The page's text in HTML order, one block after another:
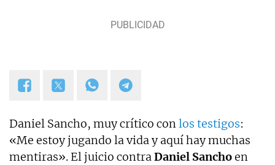
hasta el año 2019 y desde entonces colaboro con
libros "Los reyes latinos", "Red de mentiras" y "Tras
el muro".
Daniel Sancho, muy crítico conlos testigos:
«Me estoy jugando la vida y aquí hay muchas
mentiras». El juicio contraDaniel Sanchoen